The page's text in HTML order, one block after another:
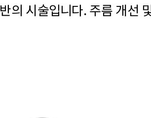
의 시술입니다. 주름 개선